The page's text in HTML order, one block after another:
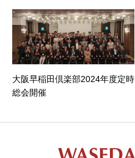
大阪早稲田倶楽部2024年度定時
総会開催